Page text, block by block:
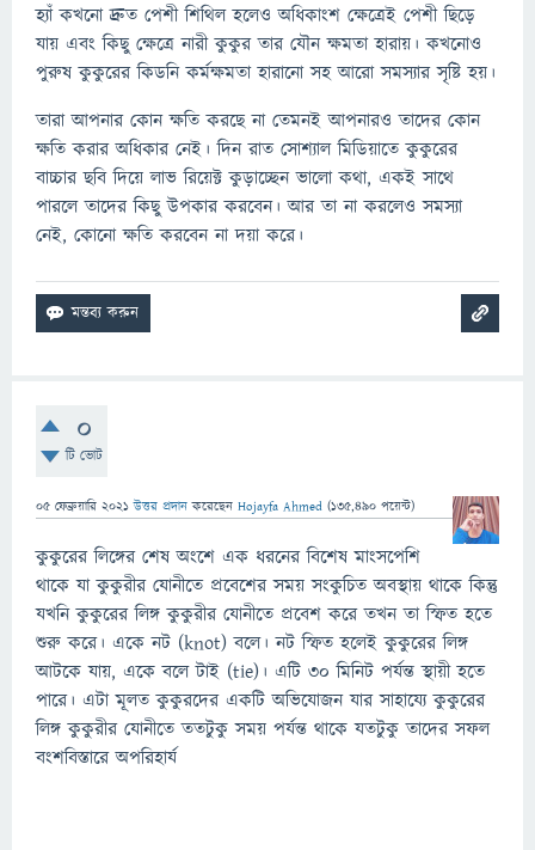
হ‍্যাঁ কখনো দ্রুত পেশী শিথিল হলেও অধিকাংশ ক্ষেত্রেই পেশী ছিড়ে
যায় এবং কিছু ক্ষেত্রে নারী কুকুর তার যৌন ক্ষমতা হারায়। কখনোও
পুরুষ কুকুরের কিডনি কর্মক্ষমতা হারানো সহ আরো সমস‍্যার সৃষ্টি হয়।
তারা আপনার কোন ক্ষতি করছে না তেমনই আপনারও তাদের কোন
ক্ষতি করার অধিকার নেই। দিন রাত সোশ‍্যাল মিডিয়াতে কুকুরের
বাচ্চার ছবি দিয়ে লাভ রিয়েক্ট কুড়াচ্ছেন ভালো কথা, একই সাথে
পারলে তাদের কিছু উপকার করবেন। আর তা না করলেও সমস‍্যা
নেই, কোনো ক্ষতি করবেন না দয়া করে।
0
টি ভোট
05 ফেব্রুয়ারি 2021 উত্তর প্রদান করেছেন Hojayfa Ahmed (135,490 পয়েন্ট)
কুকুরের লিঙ্গের শেষ অংশে এক ধরনের বিশেষ মাংসপেশি
থাকে যা কুকুরীর যোনীতে প্রবেশের সময় সংকুচিত অবস্থায় থাকে কিন্তু
যখনি কুকুরের লিঙ্গ কুকুরীর যোনীতে প্রবেশ করে তখন তা স্ফিত হতে
শুরু করে। একে নট (knot) বলে। নট স্ফিত হলেই কুকুরের লিঙ্গ
আটকে যায়, একে বলে টাই (tie)। এটি ৩০ মিনিট পর্যন্ত স্থায়ী হতে
পারে। এটা মূলত কুকুরদের একটি অভিযোজন যার সাহায্যে কুকুরের
লিঙ্গ কুকুরীর যোনীতে ততটুকু সময় পর্যন্ত থাকে যতটুকু তাদের সফল
বংশবিস্তারে অপরিহার্য